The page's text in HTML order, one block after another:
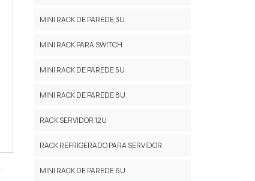
MINI RACK DE PAREDE 3U
MINI RACK PARA SWITCH
MINI RACK DE PAREDE 5U
MINI RACK DE PAREDE 8U
RACK SERVIDOR 12U
RACK REFRIGERADO PARA SERVIDOR
MINI RACK DE PAREDE 6U